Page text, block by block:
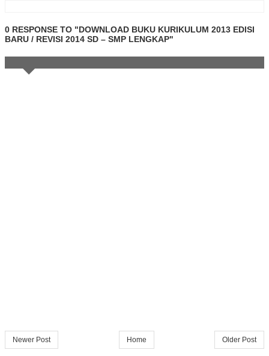
0 RESPONSE TO "DOWNLOAD BUKU KURIKULUM 2013 EDISI
BARU / REVISI 2014 SD – SMP LENGKAP"
Newer Post Older Post
Home